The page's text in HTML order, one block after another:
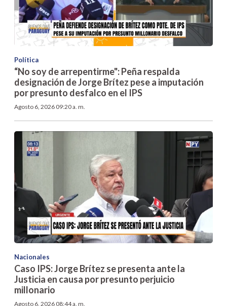
Política
“No soy de arrepentirme": Peña respalda
designación de Jorge Brítez pese a imputación
por presunto desfalco en el IPS
Agosto 6, 2026 09:20 a. m.
Nacionales
Caso IPS: Jorge Brítez se presenta ante la
Justicia en causa por presunto perjuicio
millonario
Agosto 6, 2026 08:44 a. m.